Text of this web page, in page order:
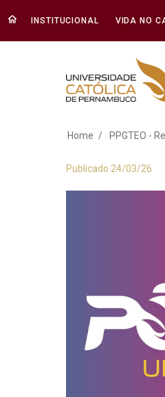
INSTITUCIONAL VIDA NO
Home PPGTEO -
Publicado 24/03/26